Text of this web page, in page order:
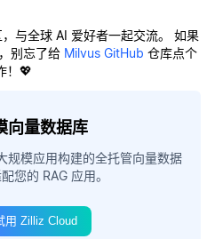
与全球 AI 爱好者一起交流。 如果
别忘了给 Milvus GitHub 仓库点个
！💖
向量数据库
规模应用构建的全托管向量数据
您的 RAG 应用。
用 Zilliz Cloud